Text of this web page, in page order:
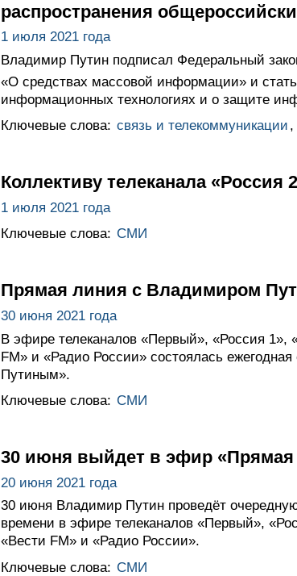
распространения
1 июля 2021 года
Владимир Путин подписал Федеральный
«О средствах массовой информации» и
информационных технологиях и о защите
Ключевые слова: связь и телекоммуникации ,
Коллективу телеканала «Россия
1 июля 2021 года
Ключевые слова: СМИ
Прямая линия с Владимиром
30 июня 2021 года
В эфире телеканалов «Первый», «Россия
FM» и «Радио России» состоялась
Путиным».
Ключевые слова: СМИ
30 июня выйдет в эфир
20 июня 2021 года
30 июня Владимир Путин проведёт
времени в эфире телеканалов «Первый»,
«Вести FM» и «Радио России».
Ключевые слова: СМИ